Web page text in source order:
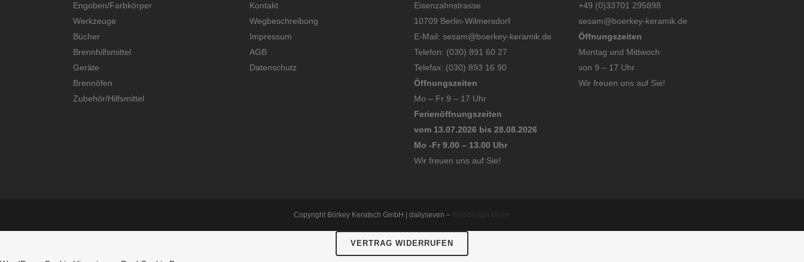
Engoben/Farbkörper
Werkzeuge
Bücher
Brennhilfsmittel
Geräte
Brennöfen
Zubehör/Hilfsmittel
Kontakt
Wegbeschreibung
Impressum
AGB
Datenschutz
Eisenzahnstrasse
10709 Berlin-Wilmersdorf
E-Mail: sesam@boerkey-keramik.de
Telefon: (030) 891 60 27
Telefax: (030) 893 16 90
Öffnungszeiten
Mo – Fr 9 – 17 Uhr
Ferienöffnungszeiten
vom 13.07.2026 bis 28.08.2026
Mo -Fr 9.00 – 13.00 Uhr
Wir freuen uns auf Sie!
+49 (0)33701 295898
sesam@boerkey-keramik.de
Öffnungszeiten
Montag und Mittwoch
von 9 – 17 Uhr
Wir freuen uns auf Sie!
Copyright Börkey Keratech GmbH | dailyseven –
VERTRAG WIDERRUFEN